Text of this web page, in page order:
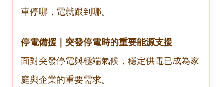
車停哪，電就跟到哪。
停電備援｜突發停電時的重要能源支援
面對突發停電與極端氣候，穩定供電已成為家
庭與企業的重要需求。